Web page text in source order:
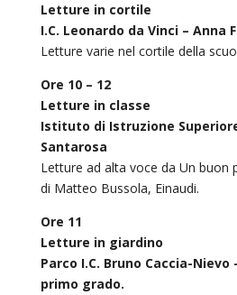
Letture in cortile
I.C. Leonardo da Vinci – Anna
Letture varie nel cortile della
Ore 10 – 12
Letture in classe
Istituto di Istruzione
Santarosa
Letture ad alta voce da Un buon
di Matteo Bussola, Einaudi.
Ore 11
Letture in giardino
Parco I.C. Bruno Caccia-Nievo
primo grado.